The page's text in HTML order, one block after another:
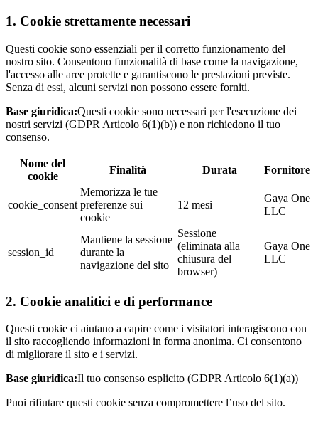
1. Cookie strettamente necessari
Questi cookie sono essenziali per il corretto funzionamento del
nostro sito. Consentono funzionalità di base come la navigazione,
l'accesso alle aree protette e garantiscono le prestazioni previste.
Senza di essi, alcuni servizi non possono essere forniti.
Base giuridica:Questi cookie sono necessari per l'esecuzione dei
nostri servizi (GDPR Articolo 6(1)(b)) e non richiedono il tuo
consenso.
Nome del
cookie
Finalità Durata Fornitore
cookie_consent
Memorizza le tue
preferenze sui
cookie
12 mesi
Gaya One
LLC
session_id
Mantiene la sessione
durante la
navigazione del sito
Sessione
(eliminata alla
chiusura del
browser)
Gaya One
LLC
2. Cookie analitici e di performance
Questi cookie ci aiutano a capire come i visitatori interagiscono con
il sito raccogliendo informazioni in forma anonima. Ci consentono
di migliorare il sito e i servizi.
Base giuridica:Il tuo consenso esplicito (GDPR Articolo 6(1)(a))
Puoi rifiutare questi cookie senza compromettere l’uso del sito.